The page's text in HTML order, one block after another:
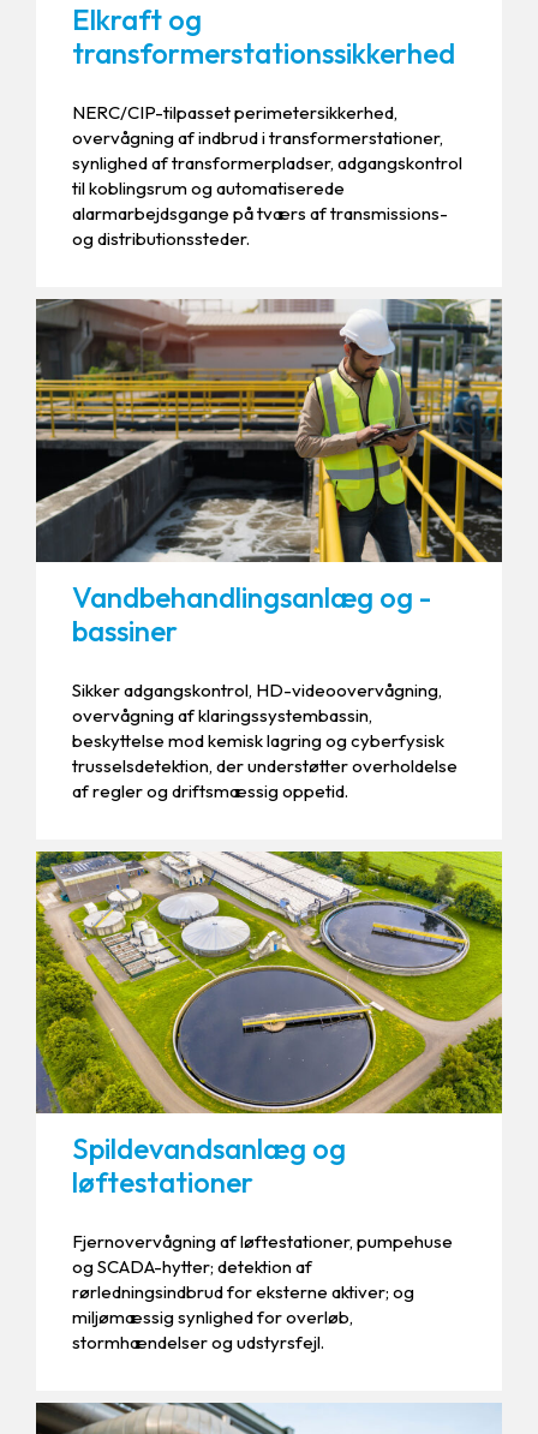
Elkraft og
transformerstationssikkerhed
NERC/CIP-tilpasset perimetersikkerhed,
overvågning af indbrud i transformerstationer,
synlighed af transformerpladser, adgangskontrol
til koblingsrum og automatiserede
alarmarbejdsgange på tværs af transmissions-
og distributionssteder.
Vandbehandlingsanlæg og -
bassiner
Sikker adgangskontrol, HD-videoovervågning,
overvågning af klaringssystembassin,
beskyttelse mod kemisk lagring og cyberfysisk
trusselsdetektion, der understøtter overholdelse
af regler og driftsmæssig oppetid.
Spildevandsanlæg og
løftestationer
Fjernovervågning af løftestationer, pumpehuse
og SCADA-hytter; detektion af
rørledningsindbrud for eksterne aktiver; og
miljømæssig synlighed for overløb,
stormhændelser og udstyrsfejl.